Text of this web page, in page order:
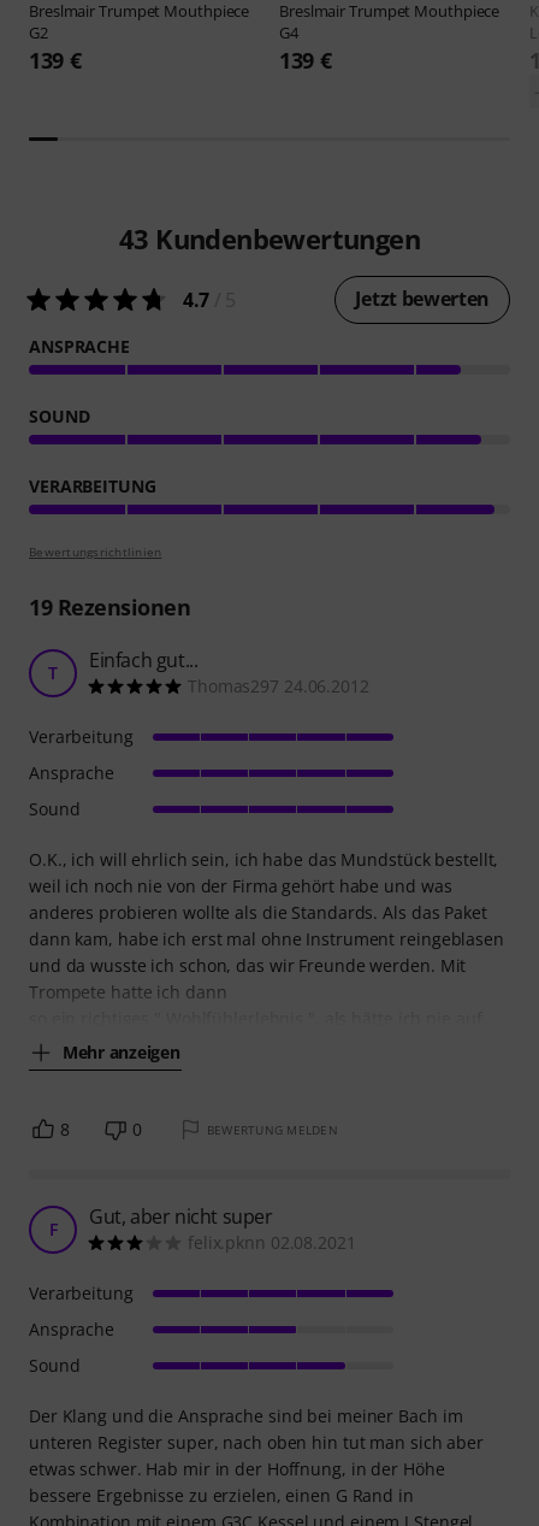
BreslmairTrumpet Mouthpiece
G2
139 €
BreslmairTrumpet Mouthpiece
G4
139 €
43 Kundenbewertungen
4.7 Jetzt bewerten
ANSPRACHE
SOUND
VERARBEITUNG
Bewertungsrichtlinien
19Rezensionen
T Einfach gut...
Thomas297 24.06.2012
O.K., ich will ehrlich sein, ich habe das Mundstück bestellt,
weil ich noch nie von der Firma gehört habe und was
anderes probieren wollte als die Standards. Als das Paket
dann kam, habe ich erst mal ohne Instrument reingeblasen
und da wusste ich schon, das wir Freunde werden. Mit
Trompete hatte ich dann
Mehr anzeigen
Verarbeitung
Ansprache
Sound
8 0 BEWERTUNG MELDEN
F Gut, aber nicht super
felix.pknn 02.08.2021
Der Klang und die Ansprache sind bei meiner Bach im
unteren Register super, nach oben hin tut man sich aber
etwas schwer. Hab mir in der Hoffnung, in der Höhe
bessere Ergebnisse zu erzielen, einen G Rand in
Kombination mit einem G3C Kessel und einem J Stengel
Verarbeitung
Ansprache
Sound